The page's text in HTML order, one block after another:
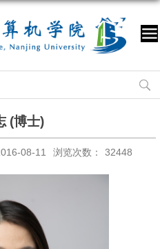
(博士)
08-11 浏览次数： 32448